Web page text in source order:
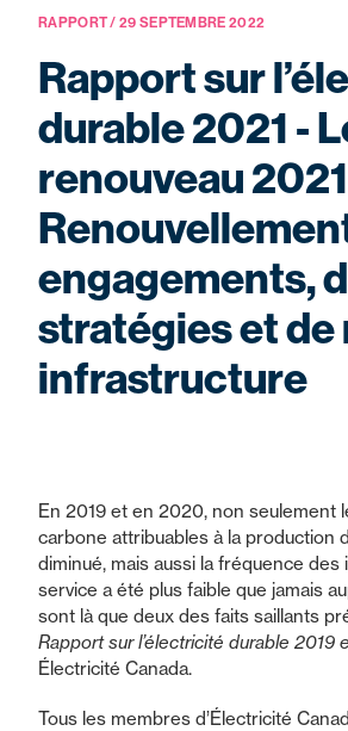
RAPPORT / 29 SEPTEMBRE 2022
Rapport sur
durable 2021 -
renouveau
engagements,
stratégies et
infrastructure
En 2019 et en 2020, non seulement
carbone attribuables à la production
diminué, mais aussi la fréquence
service a été plus faible que jamais
sont là que deux des faits saillants
Rapport sur l’électricité durable 2019
Électricité Canada.
Tous les membres d’Électricité